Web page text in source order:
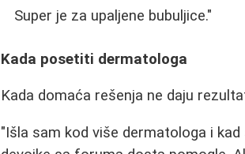
Super je za upaljene bubuljice."
Kada posetiti dermatologa
Kada domaća rešenja ne daju
"Išla sam kod više dermatologa i